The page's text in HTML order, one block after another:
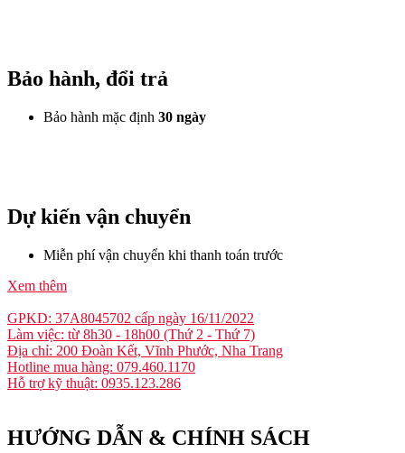
Bảo hành, đổi trả
Bảo hành mặc định 30 ngày
Dự kiến vận chuyển
Miễn phí vận chuyển khi thanh toán trước
Xem thêm
GPKD: 37A8045702 cấp ngày 16/11/2022
Làm việc: từ 8h30 - 18h00 (Thứ 2 - Thứ 7)
Địa chỉ: 200 Đoàn Kết, Vĩnh Phước, Nha Trang
Hotline mua hàng: 079.460.1170
Hỗ trợ kỹ thuật: 0935.123.286
HƯỚNG DẪN & CHÍNH SÁCH